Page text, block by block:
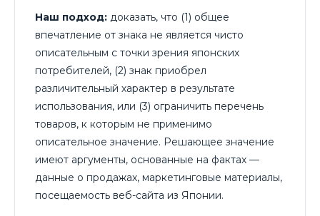
Наш подход: доказать, что (1) общее
впечатление от знака не является чисто
описательным с точки зрения японских
потребителей, (2) знак приобрел
различительный характер в результате
использования, или (3) ограничить перечень
товаров, к которым не применимо
описательное значение. Решающее значение
имеют аргументы, основанные на фактах —
данные о продажах, маркетинговые материалы,
посещаемость веб-сайта из Японии.